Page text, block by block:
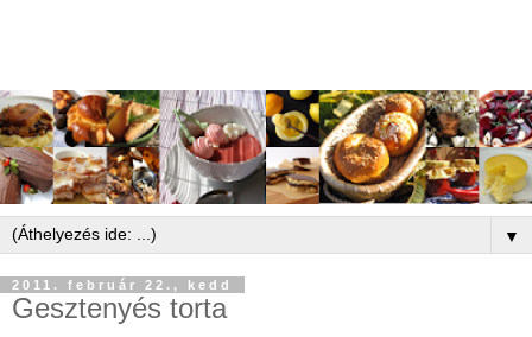
▼
2011. február 22., kedd
Gesztenyés torta